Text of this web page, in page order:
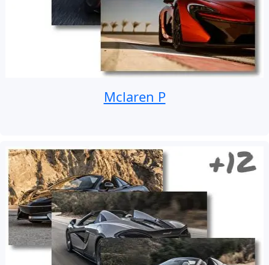
Mclaren P